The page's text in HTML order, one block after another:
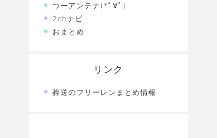
つーアンテナ(*ﾟ∀ﾟ)
2chナビ
おまとめ
リンク
葬送のフリーレンまとめ情報